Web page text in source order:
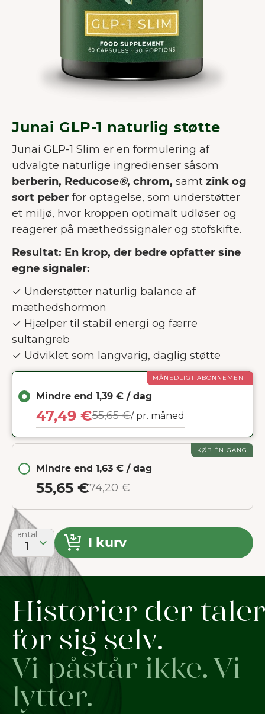
Junai GLP-1 naturlig støtte
Junai GLP-1 Slim er en formulering af
udvalgte naturlige ingredienser såsom
berberin, Reducose®, chrom, samt zink og
sort peber for optagelse, som understøtter
et miljø, hvor kroppen optimalt udløser og
reagerer på mæthedssignaler og stofskifte.
Resultat: En krop, der bedre opfatter sine
egne signaler:
✓ Understøtter naturlig balance af
mæthedshormon
✓ Hjælper til stabil energi og færre
sultangreb
✓ Udviklet som langvarig, daglig støtte
MÅNEDLIGT ABONNEMENT
Mindre end 1,39 € / dag
47,49 €55,65 €/ pr. måned
KØB ÉN GANG
Mindre end 1,63 € / dag
55,65 €74,20 €
antal
1 I kurv
Historier der taler
for sig selv.
Vi påstår ikke. Vi
lytter.